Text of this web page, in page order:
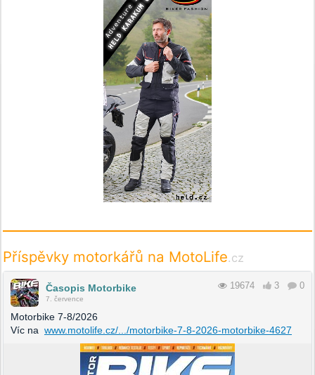
Příspěvky motorkářů na MotoLife.cz
Časopis Motorbike
7. července
19674 3 0
Motorbike 7-8/2026
Víc na www.motolife.cz/.../motorbike-7-8-2026-motorbike-4627